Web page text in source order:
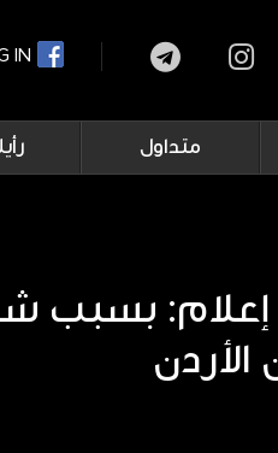
IN
متداول
إعلام: بسبب